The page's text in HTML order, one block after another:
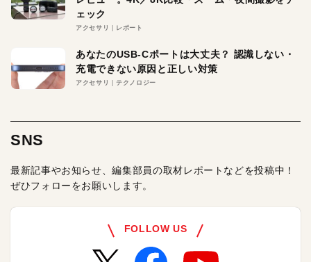
ェック
アクセサリ レポート
あなたのUSB-Cポートは大丈夫？ 認識しない・
充電できない原因と正しい対策
アクセサリ テクノロジー
SNS
最新記事やお知らせ、編集部員の取材レポートなどを投稿中！
ぜひフォローをお願いします。
FOLLOW US